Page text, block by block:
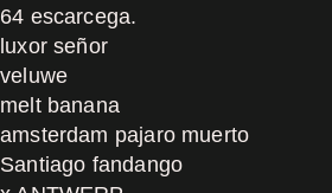
64 escarcega.
luxor señor
veluwe
melt banana
amsterdam pajaro muerto
Santiago fandango